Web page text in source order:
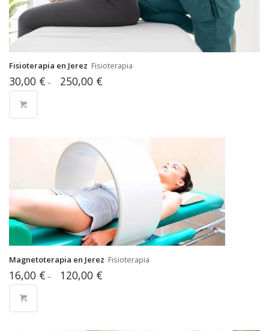
Fisioterapia en Jerez Fisioterapia
30,00 € – 250,00 €
Magnetoterapia en Jerez Fisioterapia
16,00 € – 120,00 €